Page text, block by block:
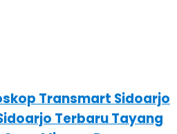
Transmart Sidoarjo
Terbaru Tayang